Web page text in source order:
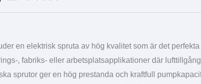
en elektrisk spruta av hög kvalitet som är det perfekta
, fabriks- eller arbetsplatsapplikationer där
sprutor ger en hög prestanda och kraftfull